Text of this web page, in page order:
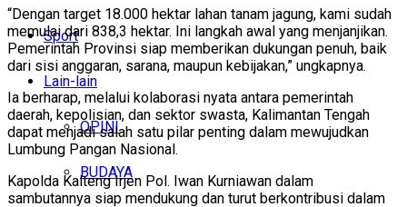
Sport
Lain-lain
OPINI
BUDAYA
“Dengan target 18.000 hektar lahan tanam jagung, kami sudah
memulai dari 838,3 hektar. Ini langkah awal yang menjanjikan.
Pemerintah Provinsi siap memberikan dukungan penuh, baik
dari sisi anggaran, sarana, maupun kebijakan,” ungkapnya.
Ia berharap, melalui kolaborasi nyata antara pemerintah
daerah, kepolisian, dan sektor swasta, Kalimantan Tengah
dapat menjadi salah satu pilar penting dalam mewujudkan
Lumbung Pangan Nasional.
Kapolda Kalteng Irjen Pol. Iwan Kurniawan dalam
sambutannya siap mendukung dan turut berkontribusi dalam